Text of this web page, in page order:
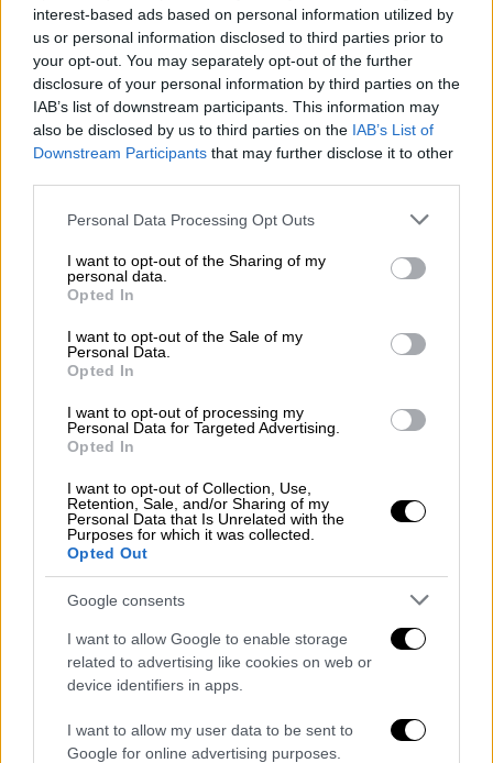
interest-based ads based on personal information utilized by
us or personal information disclosed to third parties prior to
your opt-out. You may separately opt-out of the further
disclosure of your personal information by third parties on the
IAB’s list of downstream participants. This information may
also be disclosed by us to third parties on the IAB’s List of
Downstream Participants that may further disclose it to other
Please note that this website/app uses one or more Google
not limited to your visit or usage behaviour. You may click to
grant or deny consent to Google and its third-party tags to
use your data for below specified purposes in below Google
consent section.
Personal Data Processing Opt Outs
I want to opt-out of the Sharing of my
personal data.
Opted In
I want to opt-out of the Sale of my
Personal Data.
Opted In
I want to opt-out of processing my
Personal Data for Targeted Advertising.
Opted In
I want to opt-out of Collection, Use,
Retention, Sale, and/or Sharing of my
Personal Data that Is Unrelated with the
Purposes for which it was collected.
Opted Out
Google consents
I want to allow Google to enable storage
related to advertising like cookies on web or
device identifiers in apps.
I want to allow my user data to be sent to
Google for online advertising purposes.
υπουργικού συμβουλίου της Γερμανίας.
«Λευκός καπνός» στη δεύτερη
ψηφοφορία
ΟΦρίντριχ Μερτςείναι ο νέος καγκελάριος
τηςΓερμανίαςκαθώς στη δεύτερη
ψηφοφορία που πραγματοποιήθηκε το
ψήφουςπουχρειαζόταν.Ο Μερτς
συγκέντρωσε 325 ψήφους υπέρ και 289
κατά.
Κόσμος|06.05.2025 16:17
Ισραήλ και ο φόβος της Άγκυρας για
αποκλεισμό – Πώς βλέπει τη
συμφωνία ο τουρκικός Τύπος
Ο Φρίντριχ Μερτς θα ηγηθεί της κυβέρνησης
συνεργασίας μεταξύ της Χριστιανικής
Σοσιαλδημοκρατικού Κόμματος (SPD).